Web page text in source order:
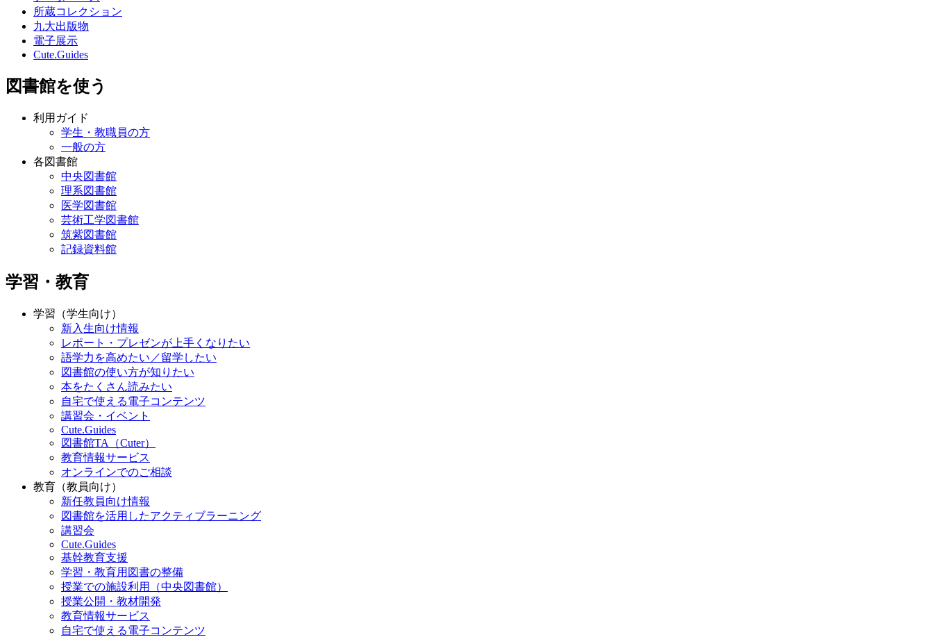
所蔵コレクション
九大出版物
電子展示
Cute.Guides
図書館を使う
利用ガイド
学生・教職員の方
一般の方
各図書館
中央図書館
理系図書館
医学図書館
芸術工学図書館
筑紫図書館
記録資料館
学習・教育
学習（学生向け）
新入生向け情報
レポート・プレゼンが上手くなりたい
語学力を高めたい／留学したい
図書館の使い方が知りたい
本をたくさん読みたい
自宅で使える電子コンテンツ
講習会・イベント
Cute.Guides
図書館TA（Cuter）
教育情報サービス
オンラインでのご相談
教育（教員向け）
新任教員向け情報
図書館を活用したアクティブラーニング
講習会
Cute.Guides
基幹教育支援
学習・教育用図書の整備
授業での施設利用（中央図書館）
授業公開・教材開発
教育情報サービス
自宅で使える電子コンテンツ